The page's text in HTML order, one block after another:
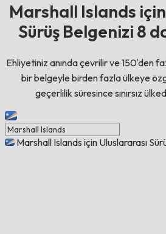
Marshall Islands
Sürüş Belgenizi 8
Ehliyetiniz anında çevrilir ve 150'den
bir belgeyle birden fazla ülkeye
geçerlilik süresince sınırsız
Marshall Islands için Uluslararası